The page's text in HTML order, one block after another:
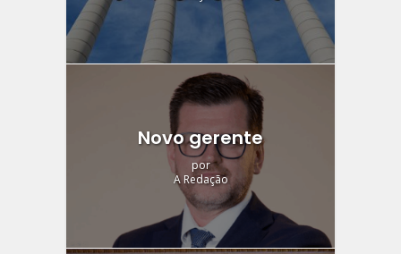
Novo gerente
por
A Redação